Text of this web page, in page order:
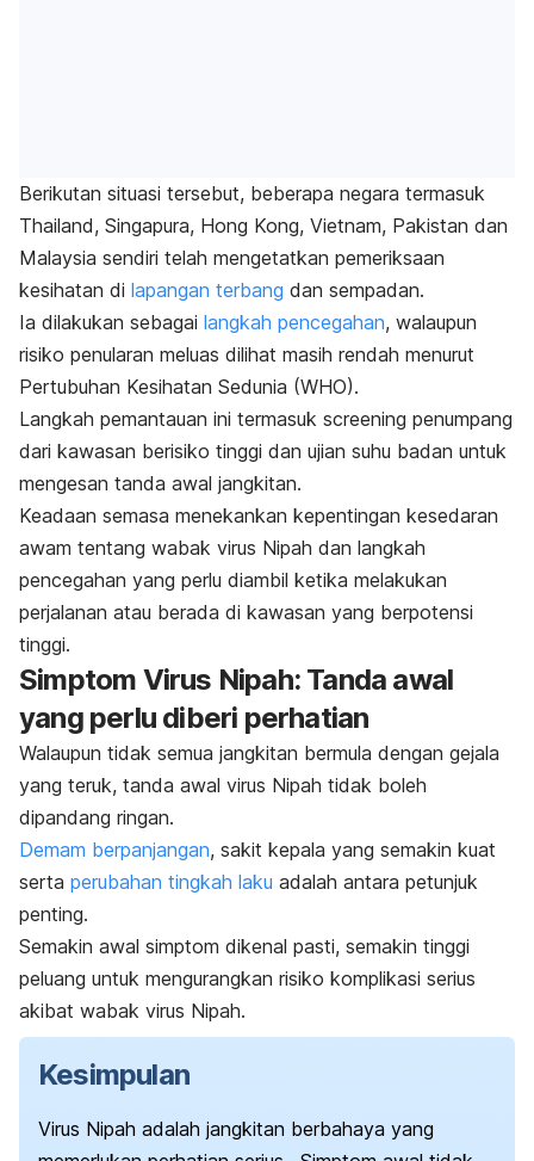
Berikutan situasi tersebut, beberapa negara termasuk
Thailand, Singapura, Hong Kong, Vietnam, Pakistan dan
Malaysia sendiri telah mengetatkan pemeriksaan
kesihatan di lapangan terbang dan sempadan.
Ia dilakukan sebagai langkah pencegahan, walaupun
risiko penularan meluas dilihat masih rendah menurut
Pertubuhan Kesihatan Sedunia (WHO).
Langkah pemantauan ini termasuk screening penumpang
dari kawasan berisiko tinggi dan ujian suhu badan untuk
mengesan tanda awal jangkitan.
Keadaan semasa menekankan kepentingan kesedaran
awam tentang wabak virus Nipah dan langkah
pencegahan yang perlu diambil ketika melakukan
perjalanan atau berada di kawasan yang berpotensi
tinggi.
Simptom Virus Nipah: Tanda awal
yang perlu diberi perhatian
Walaupun tidak semua jangkitan bermula dengan gejala
yang teruk, tanda awal virus Nipah tidak boleh
dipandang ringan.
Demam berpanjangan, sakit kepala yang semakin kuat
serta perubahan tingkah laku adalah antara petunjuk
penting.
Semakin awal simptom dikenal pasti, semakin tinggi
peluang untuk mengurangkan risiko komplikasi serius
akibat wabak virus Nipah.
Kesimpulan
Virus Nipah adalah jangkitan berbahaya yang